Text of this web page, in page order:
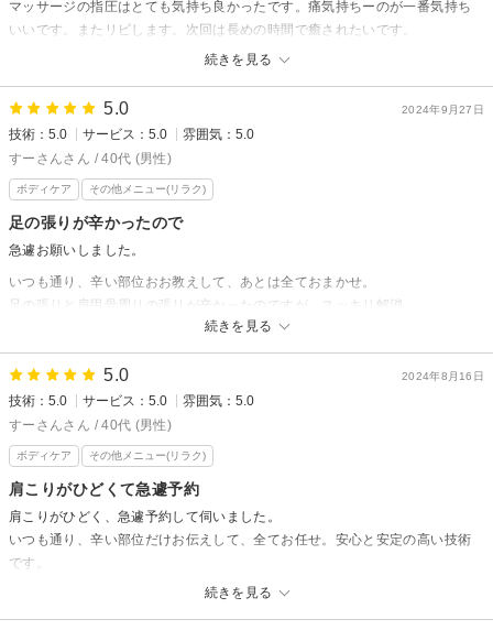
ゴルファー専用のクーポンは
ほぐされにいらしてくださいね★
続きを見る
マッサージの指圧はとても気持ち良かったです。痛気持ちーのが一番気持ち
いいです。またリピします。次回は長めの時間で癒されたいです。
みかん様
ご来店&口コミありがとうございます^o^
イタ気持ち〜をまた体験しにいらしてくださいね^ ^
お待ちしております(o^^o)
2024年9月27日
5.0
技術：5.0 サービス：5.0
雰囲気：5.0
すーさんさん / 40代 (男性)
ボディケア その他メニュー(リラク)
足の張りが辛かったので
続きを見る
急遽お願いしました。
いつも通り、辛い部位おお教えして、あとは全ておまかせ。
足の張りと肩甲骨周りの張りが辛かったのですが、スッキリ解消。
温熱療法院えがおからの返信
すーさん様
ご来店&口コミありがとうございます^o^
１０月は感謝祭を開催しますので
くじ引きしにいらしてくださいね(o^^o)
2024年8月16日
5.0
技術：5.0 サービス：5.0
雰囲気：5.0
すーさんさん / 40代 (男性)
ボディケア その他メニュー(リラク)
肩こりがひどくて急遽予約
続きを見る
肩こりがひどく、急遽予約して伺いました。
いつも通り、辛い部位だけお伝えして、全てお任せ。安心と安定の高い技術
です。